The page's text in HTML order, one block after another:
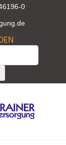
0
e
or more